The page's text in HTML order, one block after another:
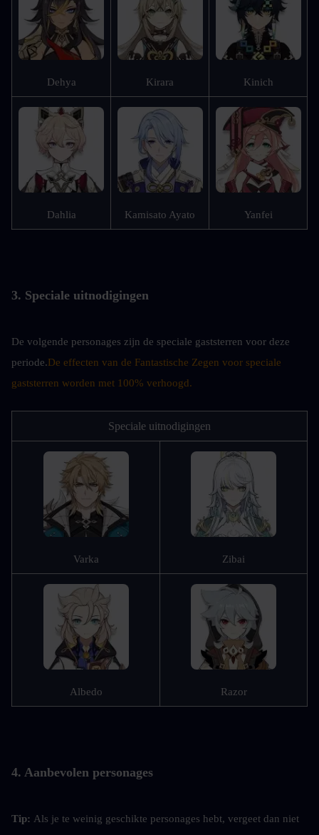
Dehya Kirara Kinich
Dahlia Kamisato Ayato Yanfei
3. Speciale uitnodigingen
De volgende personages zijn de speciale gaststerren voor deze
periode.De effecten van de Fantastische Zegen voor speciale
gaststerren worden met 100% verhoogd.
Speciale uitnodigingen
Varka Zibai
Albedo Razor
4. Aanbevolen personages
Tip: Als je te weinig geschikte personages hebt, vergeet dan niet